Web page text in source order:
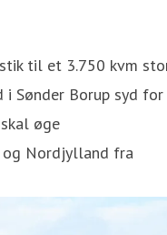
til et 3.750 kvm
i Sønder Borup syd for
øge
og Nordjylland fra